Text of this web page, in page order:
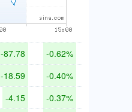
-87.78 -0.62%
-18.59 -0.40%
-4.15 -0.37%